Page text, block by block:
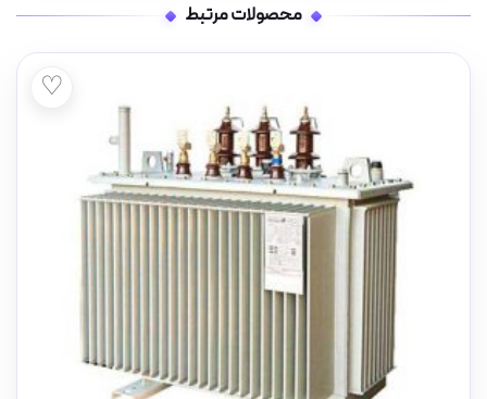
محصولات مرتبط
♡